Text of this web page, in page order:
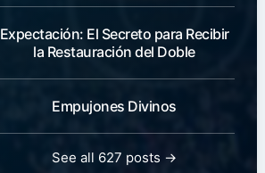
Expectación: El Secreto para Recibir
la Restauración del Doble
Empujones Divinos
See all 627 posts →